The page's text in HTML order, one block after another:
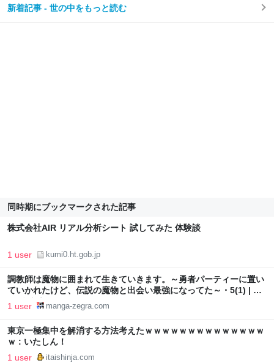
新着記事 - 世の中をもっと読む
同時期にブックマークされた記事
株式会社AIR リアル分析シート 試してみた 体験談
1 user kumi0.ht.gob.jp
調教師は魔物に囲まれて生きていきます。～勇者パーティーに置い
ていかれたけど、伝説の魔物と出会い最強になってた～・5(1) | マ
ンガゼグラ
1 user manga-zegra.com
東京一極集中を解消する方法考えたｗｗｗｗｗｗｗｗｗｗｗｗｗｗ
ｗ : いたしん！
1 user itaishinja.com